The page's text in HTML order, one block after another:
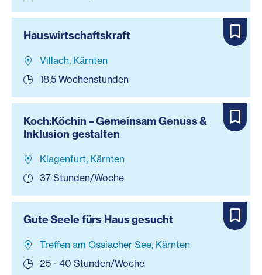
Hauswirtschaftskraft
Villach, Kärnten
18,5 Wochenstunden
Koch:Köchin – Gemeinsam Genuss &
Inklusion gestalten
Klagenfurt, Kärnten
37 Stunden/Woche
Gute Seele fürs Haus gesucht
Treffen am Ossiacher See, Kärnten
25 - 40 Stunden/Woche